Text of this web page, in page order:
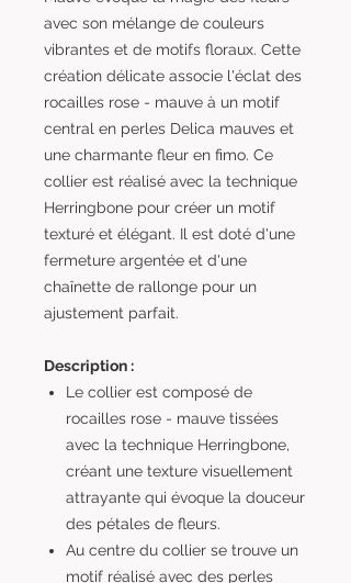
avec son mélange de couleurs
vibrantes et de motifs floraux. Cette
création délicate associe l'éclat des
rocailles rose - mauve à un motif
central en perles Delica mauves et
une charmante fleur en fimo. Ce
collier est réalisé avec la technique
Herringbone pour créer un motif
texturé et élégant. Il est doté d'une
fermeture argentée et d'une
chaînette de rallonge pour un
ajustement parfait.
Description :
Le collier est composé de
rocailles rose - mauve tissées
avec la technique Herringbone,
créant une texture visuellement
attrayante qui évoque la douceur
des pétales de fleurs.
Au centre du collier se trouve un
motif réalisé avec des perles